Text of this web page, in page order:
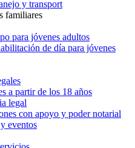
y transport
familiares
para jóvenes adultos
de día para jóvenes
a partir de los 18 años
legal
con apoyo y poder notarial
eventos